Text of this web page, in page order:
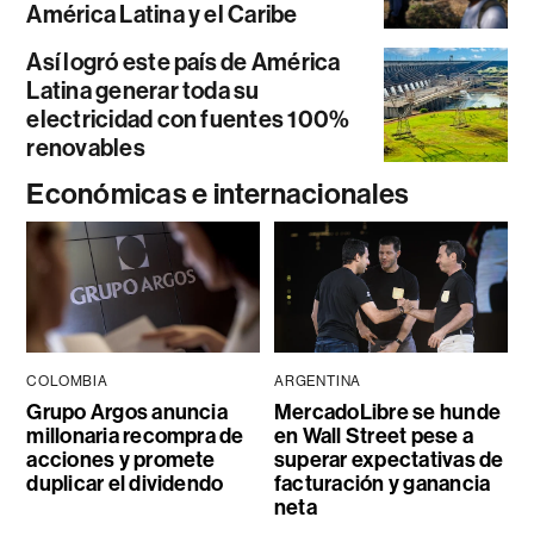
América Latina y el Caribe
Así logró este país de América
Latina generar toda su
electricidad con fuentes 100%
renovables
Económicas e internacionales
COLOMBIA
Grupo Argos anuncia
millonaria recompra de
acciones y promete
duplicar el dividendo
ARGENTINA
MercadoLibre se hunde
en Wall Street pese a
superar expectativas de
facturación y ganancia
neta